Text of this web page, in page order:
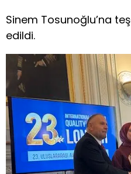
Sinem Tosunoğlu’na
edildi.